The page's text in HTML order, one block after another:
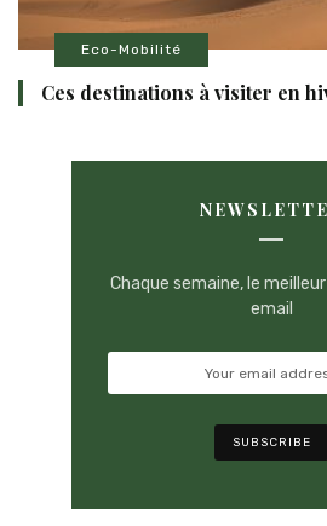
Eco-Mobilité
Ces destinations à visiter en
Chaque semaine, le
email